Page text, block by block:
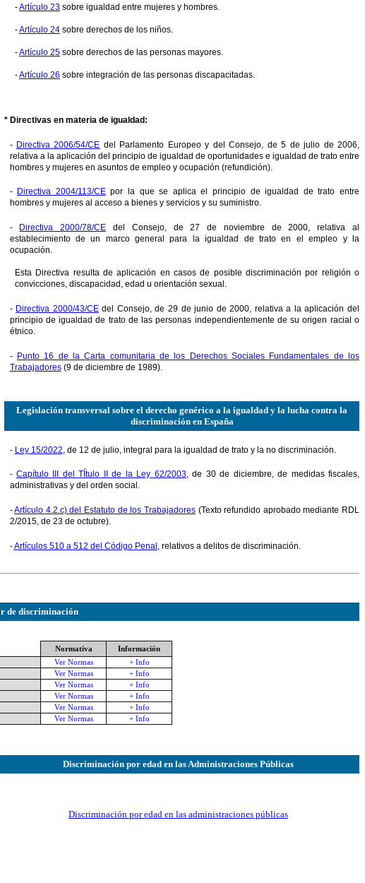
-Artículo 23 sobre igualdad entre mujeres y hombres.
-Artículo 24 sobre derechos de los niños.
-Artículo 25 sobre derechos de las personas mayores.
-Artículo 26 sobre integración de las personas discapacitadas.
* Directivas en materia de igualdad:
- Directiva 2006/54/CE del Parlamento Europeo y del Consejo, de 5 de julio de 2006,
relativa a la aplicación del principio de igualdad de oportunidades e igualdad de trato entre
hombres y mujeres en asuntos de empleo y ocupación (refundición).
- Directiva 2004/113/CEpor la que se aplica el principio de igualdad de trato entre
hombres y mujeres al acceso a bienes y servicios y su suministro.
- Directiva 2000/78/CE del Consejo, de 27 de noviembre de 2000, relativa al
establecimiento de un marco general para la igualdad de trato en el empleo y la
ocupación.
Esta Directiva resulta de aplicación en casos de posible discriminación por religión o
convicciones, discapacidad, edad u orientación sexual.
- Directiva 2000/43/CEdel Consejo, de 29 de junio de 2000, relativa a la aplicación del
principio de igualdad de trato de las personas independientemente de su origen racial o
étnico.
- Punto 16 de la Carta comunitaria de los Derechos Sociales Fundamentales de los
Trabajadores(9 de diciembre de 1989).
Legislación transversal sobre el derecho genérico a la igualdad y la lucha contra la
discriminación en España
- Ley 15/2022 , de 12 de julio, integral para la igualdad de trato y la no discriminación.
-Capítulo III del TÍtulo II de la Ley 62/2003, de 30 de diciembre, de medidas fiscales,
administrativas y del orden social.
-Artículo 4.2.c) del Estatuto de los Trabajadores(Texto refundido aprobado mediante RDL
2/2015, de 23 de octubre).
-Artículos 510 a 512 del Código Penal , relativos a delitos de discriminación.
de discriminación
Normativa
Información
Ver Normas
+ Info
Ver Normas
+ Info
Ver Normas
+ Info
Ver Normas
+ Info
Ver Normas
+ Info
Ver Normas + Info
Discriminación por edad en las Administraciones Públicas
Discriminación por edad en las administraciones públicas